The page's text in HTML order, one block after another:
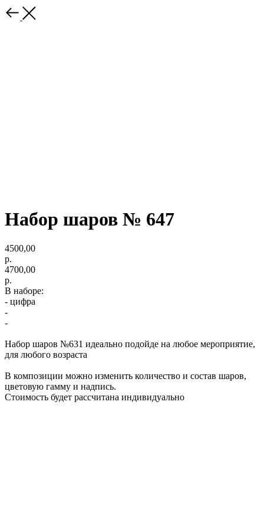
Набор шаров № 647
4500,00
р.
4700,00
р.
В наборе:
- цифра
-
-
Набор шаров №631 идеально подойде на любое мероприятие,
для любого возраста
В композиции можно изменить количество и состав шаров,
цветовую гамму и надпись.
Стоимость будет рассчитана индивидуально